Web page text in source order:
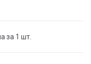
за 1 шт.